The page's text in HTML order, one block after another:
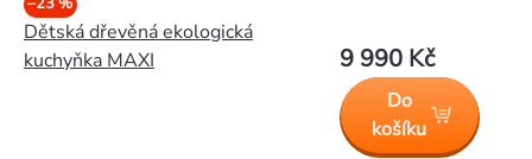
Dětská dřevěná ekologická
kuchyňka MAXI
9 990 Kč
Do
košíku